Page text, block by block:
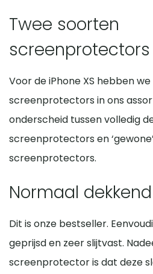
Twee soorten
screenprotectors
Voor de iPhone XS hebben
screenprotectors in ons
onderscheid tussen volledig
screenprotectors en
screenprotectors.
Normaal dekkend
Dit is onze bestseller.
geprijsd en zeer slijtvast.
screenprotector is dat deze